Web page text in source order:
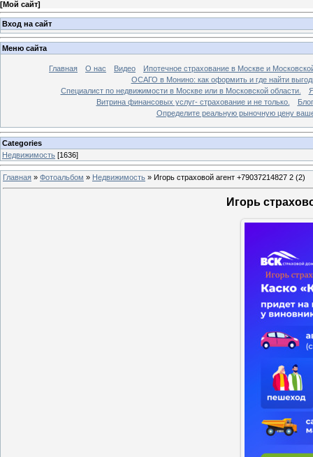
[Мой сайт]
Вход на сайт
Меню сайта
Главная О нас Видео
Ипотечное страхование в Москве и
ОСАГО в Монино: как оформить и где найти
Специалист по недвижимости в Москве или в Московской области.
Витрина финансовых услуг- страхование и не только.
Блог
Определите реальную рыночную цену
Categories
Недвижимость [1636]
Главная » Фотоальбом » Недвижимость » Игорь страховой агент +79037214827 2 (2)
Игорь